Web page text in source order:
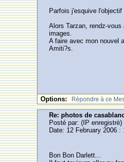
Parfois j'esquive
Alors Tarzan, rendz-
images.
A faire avec mon nouvel
Amiti?s.
Options: Rèpondre à ce
Re: photos de
Posté par:(IP enregistrè)
Date: 12 February 2006 :
Bon Bon Darlett...